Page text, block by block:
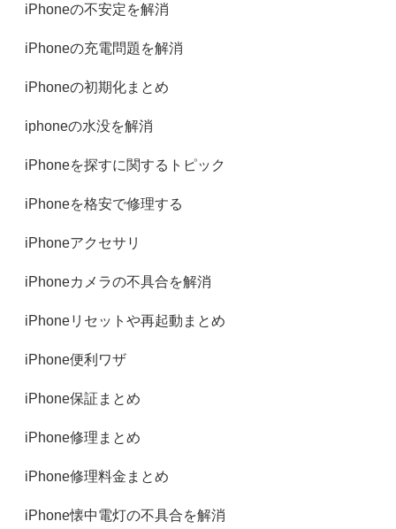
iPhoneの不安定を解消
iPhoneの充電問題を解消
iPhoneの初期化まとめ
iphoneの水没を解消
iPhoneを探すに関するトピック
iPhoneを格安で修理する
iPhoneアクセサリ
iPhoneカメラの不具合を解消
iPhoneリセットや再起動まとめ
iPhone便利ワザ
iPhone保証まとめ
iPhone修理まとめ
iPhone修理料金まとめ
iPhone懐中電灯の不具合を解消